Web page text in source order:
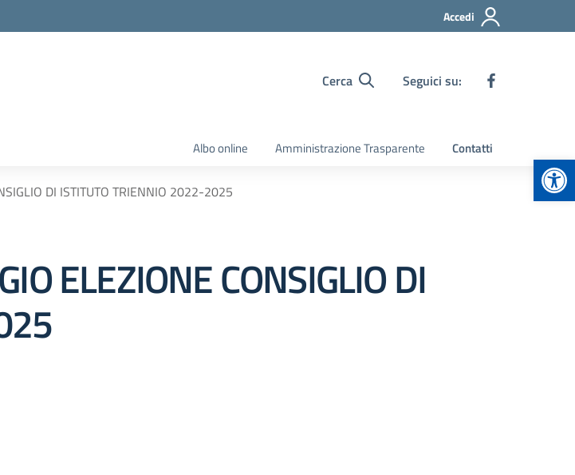
Accedi
Cerca Seguici su:
Albo online Amministrazione Trasparente Contatti
DI ISTITUTO TRIENNIO 2022-2025
ELEZIONE CONSIGLIO DI